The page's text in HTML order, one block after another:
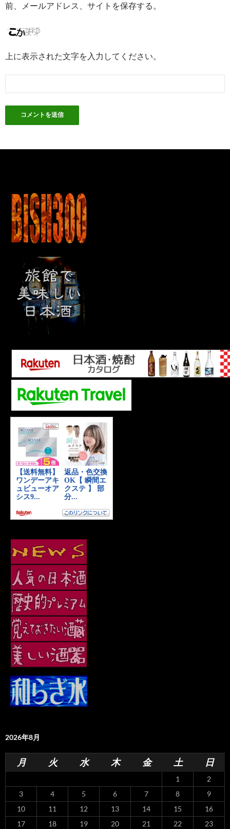
前、メールアドレス、サイトを保存する。
上に表示された文字を入力してください。
2026年8月
月 火 水 木 金 土 日
1
2
3
4 5 6 7 8
9
10
11 12 13 14 15
16
17
18 19 20 21 22 23